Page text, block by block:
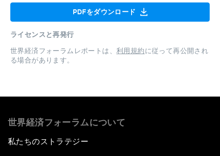
PDFをダウンロード
ライセンスと再発行
世界経済フォーラムレポートは、 利用規約に従って再公開され
る場合があります。
世界経済フォーラムについて
私たちのストラテジー